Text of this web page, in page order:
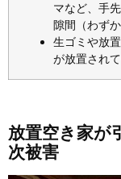
マなど、手
隙間（わず
生ゴミや放
が放置され
放置空き家が
次被害